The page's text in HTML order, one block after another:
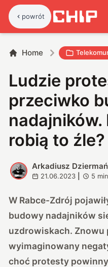
powrót
Home
Ludzie
przeciwko
nadajników.
robią to źle?
A
Arkadiusz
21.06.2023 5 min
W Rabce-Zdrój
budowy nadajników
uzdrowiskach. Znowu
wyimaginowany
choć protesty